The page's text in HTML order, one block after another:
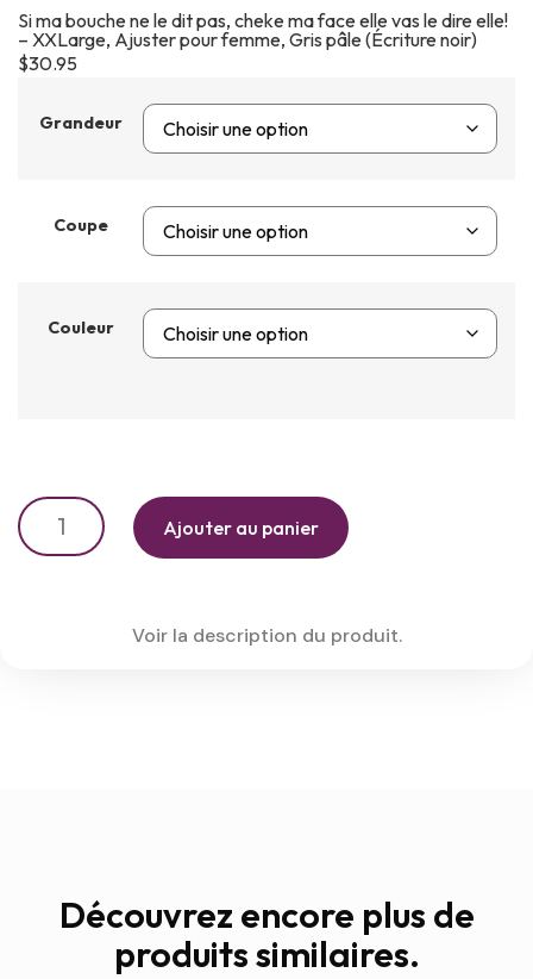
Si ma bouche ne le dit pas, cheke ma face elle vas le dire elle!
– XXLarge, Ajuster pour femme, Gris pâle (Écriture noir)
$30.95
Grandeur
Coupe
Couleur
Ajouter au panier
Voir la description du produit.
Découvrez encore plus de
produits similaires.